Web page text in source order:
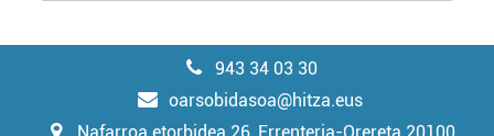
943 34 03 30
oarsobidasoa@hitza.eus